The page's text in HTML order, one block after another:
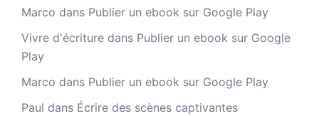
Marco dans Publier un ebook sur Google Play
Vivre d'écriture dans Publier un ebook sur Google
Play
Marco dans Publier un ebook sur Google Play
Paul dans Écrire des scènes captivantes